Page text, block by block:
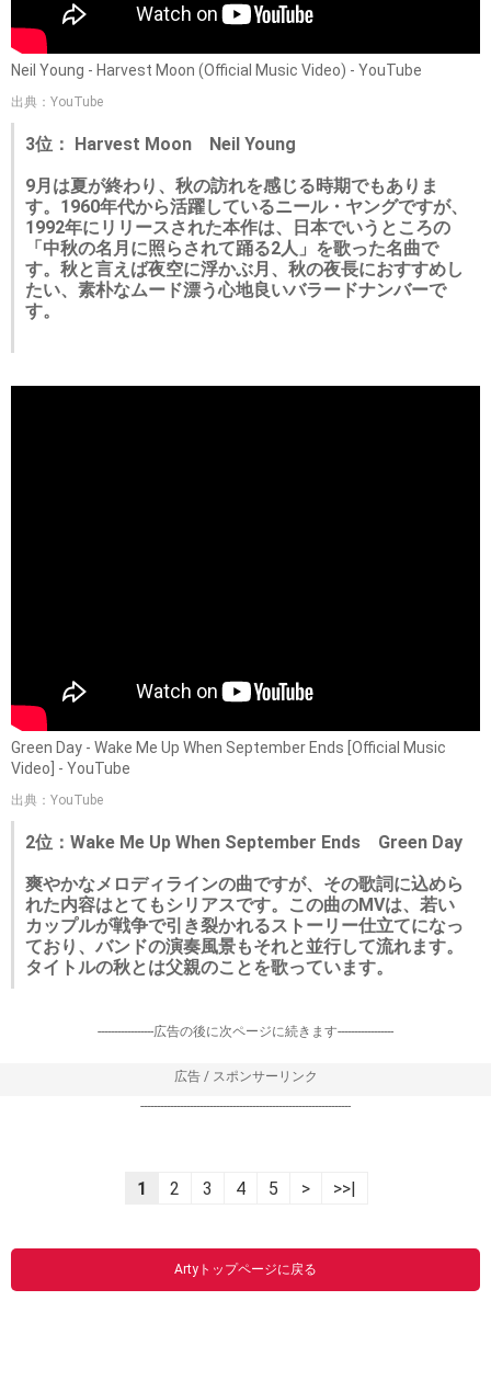
Neil Young - Harvest Moon (Official Music Video) - YouTube
出典：YouTube
3位： Harvest Moon Neil Young
9月は夏が終わり、秋の訪れを感じる時期でもありま
す。1960年代から活躍しているニール・ヤングですが、
1992年にリリースされた本作は、日本でいうところの
「中秋の名月に照らされて踊る2人」を歌った名曲で
す。秋と言えば夜空に浮かぶ月、秋の夜長におすすめし
たい、素朴なムード漂う心地良いバラードナンバーで
す。
Green Day - Wake Me Up When September Ends [Official Music
Video] - YouTube
出典：YouTube
2位：Wake Me Up When September Ends Green Day
爽やかなメロディラインの曲ですが、その歌詞に込めら
れた内容はとてもシリアスです。この曲のMVは、若い
カップルが戦争で引き裂かれるストーリー仕立てになっ
ており、バンドの演奏風景もそれと並行して流れます。
タイトルの秋とは父親のことを歌っています。
-----------------広告の後に次ページに続きます-----------------
広告 / スポンサーリンク
----------------------------------------------------------------
1 2 3 4 5 > >>|
Artyトップページに戻る